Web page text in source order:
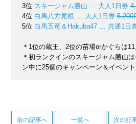
3位 スキージャム勝山 … 大人1日券
4位 白馬八方尾根 … 大人1日券5,200
5位 白馬五竜＆Hakuba47 … 共通1日
＊1位の蔵王、2位の苗場orかぐらは11
＊初ランクインのスキージャム勝山
ン中に25個のキャンペーン＆イベント
前の記事へ 一覧へ 次の記